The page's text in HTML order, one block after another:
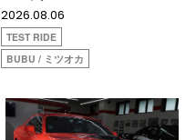
2026.08.06
TEST RIDE
BUBU / ミツオカ